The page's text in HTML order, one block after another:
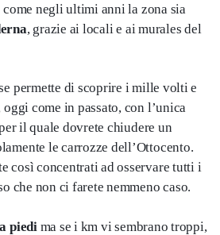
negli ultimi anni la zona sia
, grazie ai locali e ai murales del
permette di scoprire i mille volti e
come in passato, con l’unica
il quale dovrete chiudere un
le carrozze dell’Ottocento.
così concentrati ad osservare tutti i
che non ci farete nemmeno caso.
piedima se i km vi sembrano troppi,